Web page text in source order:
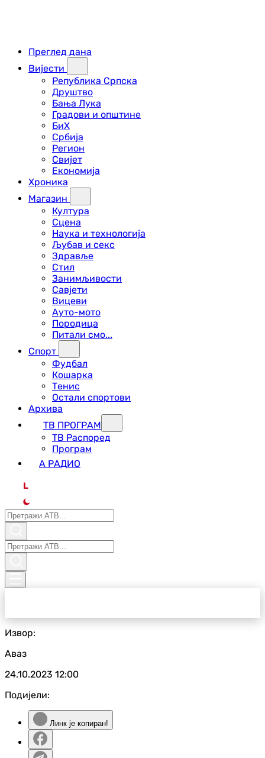
Преглед дана
Вијести
Република Српска
Друштво
Бања Лука
Градови и општине
БиХ
Србија
Регион
Свијет
Економија
Хроника
Магазин
Култура
Сцена
Наука и технологија
Љубав и секс
Здравље
Стил
Занимљивости
Савјети
Вицеви
Ауто-мото
Породица
Питали смо...
Спорт
Фудбал
Кошарка
Тенис
Остали спортови
Архива
ТВ ПРОГРАМ
ТВ Распоред
Програм
А РАДИО
L
Извор:
Аваз
24.10.2023 12:00
Подијели:
Линк је копиран!